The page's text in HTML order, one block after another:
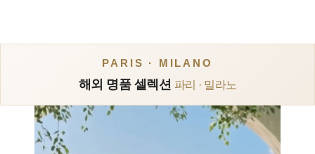
PARIS · MILANO
해외 명품 셀렉션 파리 · 밀라노